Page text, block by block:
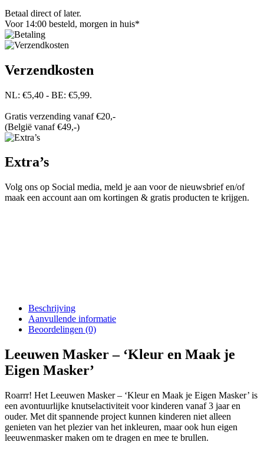
Betaal direct of later.
Voor 14:00 besteld, morgen in huis*
Verzendkosten
NL: €5,40 - BE: €5,99.
Gratis verzending vanaf €20,-
(België vanaf €49,-)
Extra’s
Volg ons op Social media, meld je aan voor de nieuwsbrief en/of
maak een account aan om kortingen & gratis producten te krijgen.
Beschrijving
Aanvullende informatie
Beoordelingen (0)
Leeuwen Masker – ‘Kleur en Maak je
Eigen Masker’
Roarrr! Het Leeuwen Masker – ‘Kleur en Maak je Eigen Masker’ is
een avontuurlijke knutselactiviteit voor kinderen vanaf 3 jaar en
ouder. Met dit spannende project kunnen kinderen niet alleen
genieten van het plezier van het inkleuren, maar ook hun eigen
leeuwenmasker maken om te dragen en mee te brullen.